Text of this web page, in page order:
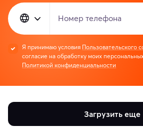
Номер телефона
Я принимаю условия Пользовательского
согласие на обработку моих
Политикой конфиденциальности
Загрузить еще